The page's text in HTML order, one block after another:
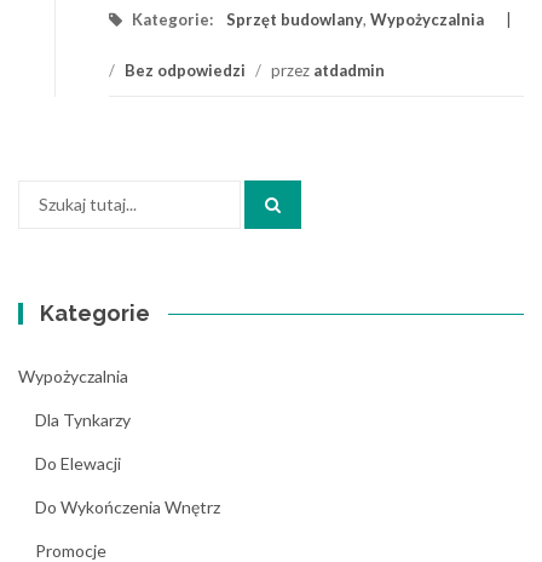
Kategorie: Sprzęt budowlany, Wypożyczalnia
/ Bez odpowiedzi / przez atdadmin
Kategorie
Wypożyczalnia
Dla Tynkarzy
Do Elewacji
Do Wykończenia Wnętrz
Promocje